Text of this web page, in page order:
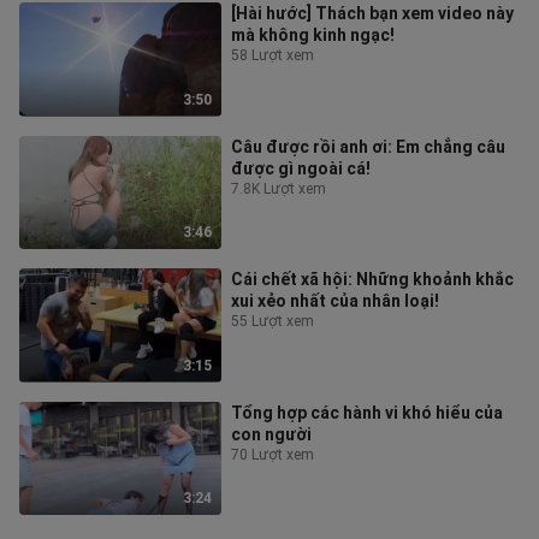
3:50
[Hài hước] Thách bạn xem video này
mà không kinh ngạc!
58 Lượt xem
3:46
Câu được rồi anh ơi: Em chẳng câu
được gì ngoài cá!
7.8K Lượt xem
3:15
Cái chết xã hội: Những khoảnh khắc
xui xẻo nhất của nhân loại!
55 Lượt xem
3:24
Tổng hợp các hành vi khó hiểu của
con người
70 Lượt xem